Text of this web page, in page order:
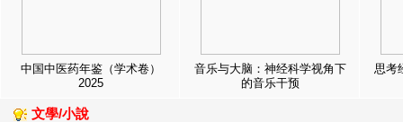
中国中医药年鉴（学术卷）
2025
音乐与大脑：神经科学视角下
的音乐干预
思考
文學/小說